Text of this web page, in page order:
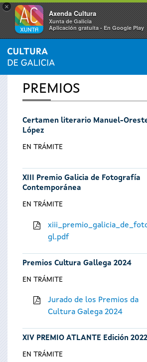
×
Axenda Cultura
Xunta de Galicia
Aplicación gratuíta - En Google Play
Se
encuentra
usted
aquí
INICIO
PREMIOS
Certamen literario Manuel-
López
EN TRÁMITE
XIII Premio Galicia de Fotografía
Contemporánea
EN TRÁMITE
gl.pdf
Premios Cultura Gallega 2024
EN TRÁMITE
Jurado de los Premios da
Cultura Galega 2024
XIV PREMIO ATLANTE Edición 2022
EN TRÁMITE